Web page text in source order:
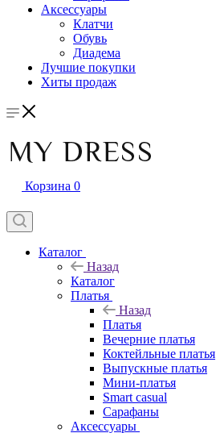
Аксессуары
Клатчи
Обувь
Диадема
Лучшие покупки
Хиты продаж
Корзина 0
Каталог
Назад
Каталог
Платья
Назад
Платья
Вечерние платья
Коктейльные платья
Выпускные платья
Мини-платья
Smart casual
Сарафаны
Аксессуары